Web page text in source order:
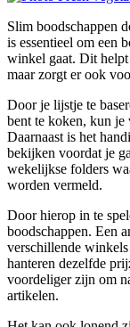
Slim boodschappen
is essentieel om een
winkel gaat. Dit
maar zorgt er ook
Door je lijstje te
bent te koken, kun je
Daarnaast is het
bekijken voordat je
wekelijkse folders
worden vermeld.
Door hierop in te
boodschappen. Een
verschillende
hanteren dezelfde
voordeliger zijn om
artikelen.